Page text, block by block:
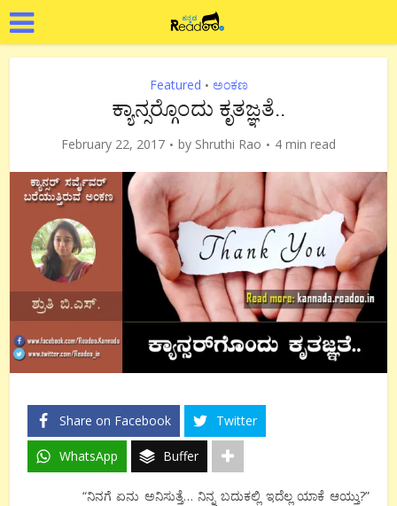
Featured • ಅಂಕಣ
ಕ್ಯಾನ್ಸರ್‍ಗೊಂದು ಕೃತಜ್ಞತೆ..
February 22, 2017 by Shruthi Rao 4 min read
Share on Facebook Twitter
WhatsApp Buffer
“ನಿನಗೆ ಏನು ಅನಿಸುತ್ತೆ… ನಿನ್ನ ಬದುಕಲ್ಲಿ ಇದೆಲ್ಲ ಯಾಕೆ ಆಯ್ತು?”